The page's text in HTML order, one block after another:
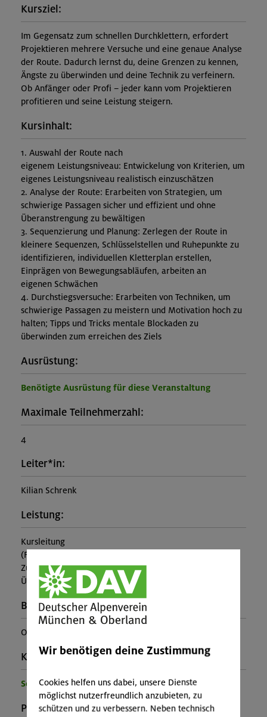
Kursziel:
Im Gegensatz zum schnellen Durchklettern, erfordert
Projektieren mehrere Versuche und eine genaue Analyse
der Route. Dadurch lernst du, deine Grenzen zu kennen,
Ängste zu überwinden und deine Technik zu verfeinern.
Ob Anfänger oder Profi – jeder kann vom Projektieren
profitieren und seine Leistung steigern.
Kursinhalt:
1. Auswahl der Route nach
eigenem Leistungsniveau: Entwickelung von Kriterien, um
eigenes Leistungsniveau realistisch einzuschätzen
2. Analyse der Route: Erarbeiten von Strategien, um
schwierige Passagen sicher und effizient und ohne
Überanstrengung zu bewältigen
3. Sequenzierung und Planung: Zerlegen der Route in
kleinere Sequenzen, Schlüsselstellen und Ruhepunkte zu
identifizieren, individuellen Kletterplan erstellen,
Einprägen von Bewegungsabläufen, arbeiten an
eigenen Schwächen
4. Durchstiegsversuche: Erarbeiten von Techniken, um
schwierige Passagen zu meistern und Motivation hoch zu
halten; Tipps und Tricks mentale Blockaden zu
überwinden zum erreichen des Ziels
Ausrüstung:
Benötigte Ausrüstung für diese Veranstaltung
Maximale Teilnehmerzahl:
4
Leiter*in:
Kilian Schrenk
Leistung:
Kursleitung
(Falls nicht in den Leistungen inbegriffen, fallen
Zusatzkosten für z.B. An- und Abreise, Verpflegung,
Übernachtung oder Skipass an.)
Buchungscode:
OL-25-1256
Kontakt Veranstalter:
Sektion Oberland
Preise:
Wir benötigen deine Zustimmung
Cookies helfen uns dabei, unsere Dienste
möglichst nutzerfreundlich anzubieten, zu
schützen und zu verbessern. Neben technisch